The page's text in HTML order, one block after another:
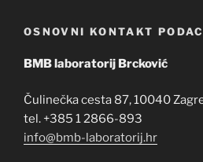
OSNOVNI KONTAKT
BMB laboratorij Brcković
Čulinečka cesta 87, 10040
tel. +385 1 2866-893
info@bmb-laboratorij.hr